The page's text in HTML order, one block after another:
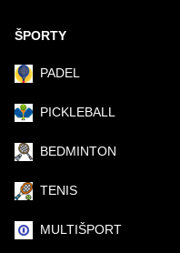
ŠPORTY
PADEL
PICKLEBALL
BEDMINTON
TENIS
MULTIŠPORT